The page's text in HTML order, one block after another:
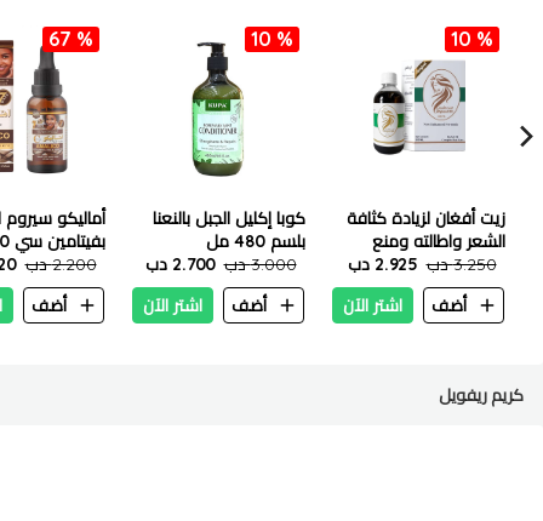
10 %
زيت أفغان لزيادة كثافة
الشعر واطالته ومنع
تساقط الشعر - 200 مل
3.250 دب
2.925 دب
أضف
اشتر الآن
10 %
كوبا إكليل الجبل بالنعنا
بلسم 480 مل
3.000 دب
2.700 دب
أضف
اشتر الآن
67 %
أماليكو سيروم
بفيتامين سي 30 مل
2.200 دب
أضف
كريم ريفويل